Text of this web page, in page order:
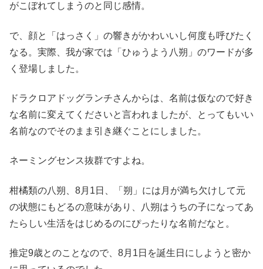
がこぼれてしまうのと同じ感情。
で、顔と「はっさく」の響きがかわいいし何度も呼びたく
なる。実際、我が家では「ひゅうよう八朔」のワードが多
く登場しました。
ドラクロアドッグランチさんからは、名前は仮なので好き
な名前に変えてくださいと言われましたが、とってもいい
名前なのでそのまま引き継ぐことにしました。
ネーミングセンス抜群ですよね。
柑橘類の八朔、8月1日、「朔」には月が満ち欠けして元
の状態にもどるの意味があり、八朔はうちの子になってあ
たらしい生活をはじめるのにぴったりな名前だなと。
推定9歳とのことなので、8月1日を誕生日にしようと密か